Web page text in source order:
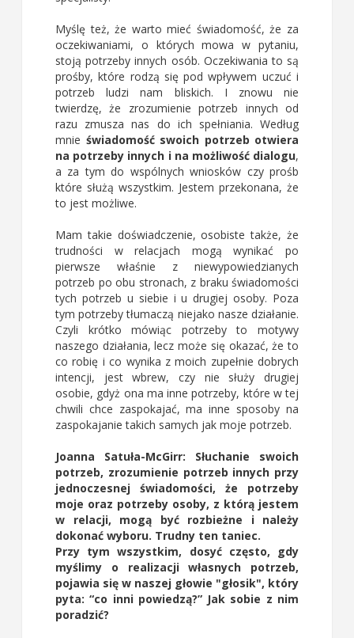
Myślę też, że warto mieć świadomość, że za
oczekiwaniami, o których mowa w pytaniu,
stoją potrzeby innych osób. Oczekiwania to są
prośby, które rodzą się pod wpływem uczuć i
potrzeb ludzi nam bliskich. I znowu nie
twierdzę, że zrozumienie potrzeb innych od
razu zmusza nas do ich spełniania. Według
mnie świadomość swoich potrzeb otwiera
na potrzeby innych i na możliwość dialogu,
a za tym do wspólnych wniosków czy prośb
które służą wszystkim. Jestem przekonana, że
to jest możliwe.
Mam takie doświadczenie, osobiste także, że
trudności w relacjach mogą wynikać po
pierwsze właśnie z niewypowiedzianych
potrzeb po obu stronach, z braku świadomości
tych potrzeb u siebie i u drugiej osoby. Poza
tym potrzeby tłumaczą niejako nasze działanie.
Czyli krótko mówiąc potrzeby to motywy
naszego działania, lecz może się okazać, że to
co robię i co wynika z moich zupełnie dobrych
intencji, jest wbrew, czy nie służy drugiej
osobie, gdyż ona ma inne potrzeby, które w tej
chwili chce zaspokajać, ma inne sposoby na
zaspokajanie takich samych jak moje potrzeb.
Joanna Satuła-McGirr: Słuchanie swoich
potrzeb, zrozumienie potrzeb innych przy
jednoczesnej świadomości, że potrzeby
moje oraz potrzeby osoby, z którą jestem
w relacji, mogą być rozbieżne i należy
dokonać wyboru. Trudny ten taniec.
Przy tym wszystkim, dosyć często, gdy
myślimy o realizacji własnych potrzeb,
pojawia się w naszej głowie "głosik", który
pyta: “co inni powiedzą?” Jak sobie z nim
poradzić?